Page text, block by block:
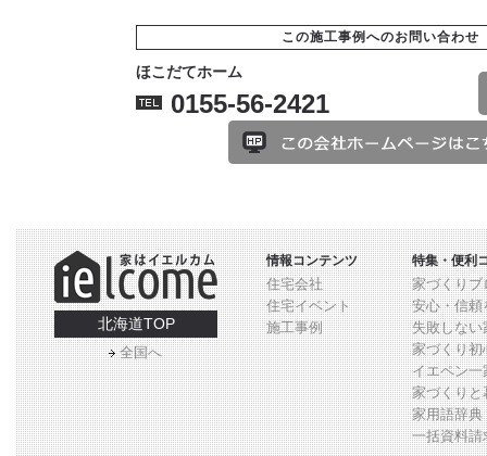
この施工事例へのお問い合わせ
ほこだてホーム
0155-56-2421
北海道TOP
全国へ
情報コンテンツ
住宅会社
住宅イベント
施工事例
特集・便利
家づくりブ
安心・信頼
失敗しない
家づくり初
イエペン一
家づくりと
家用語辞典
一括資料請